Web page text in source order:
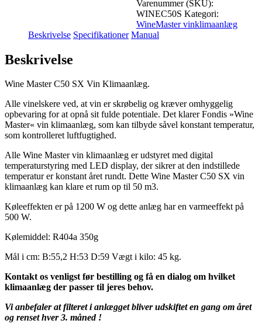
Varenummer (SKU):
WINEC50S Kategori:
WineMaster vinklimaanlæg
Beskrivelse Specifikationer Manual
Beskrivelse
Wine Master C50 SX Vin Klimaanlæg.
Alle vinelskere ved, at vin er skrøbelig og kræver omhyggelig
opbevaring for at opnå sit fulde potentiale. Det klarer Fondis »Wine
Master« vin klimaanlæg, som kan tilbyde såvel konstant temperatur,
som kontrolleret luftfugtighed.
Alle Wine Master vin klimaanlæg er udstyret med digital
temperaturstyring med LED display, der sikrer at den indstillede
temperatur er konstant året rundt. Dette Wine Master C50 SX vin
klimaanlæg kan klare et rum op til 50 m3.
Køleeffekten er på 1200 W og dette anlæg har en varmeeffekt på
500 W.
Kølemiddel: R404a 350g
Mål i cm: B:55,2 H:53 D:59 Vægt i kilo: 45 kg.
Kontakt os venligst før bestilling og få en dialog om hvilket
klimaanlæg der passer til jeres behov.
Vi anbefaler at filteret i anlægget bliver udskiftet en gang om året
og renset hver 3. måned !